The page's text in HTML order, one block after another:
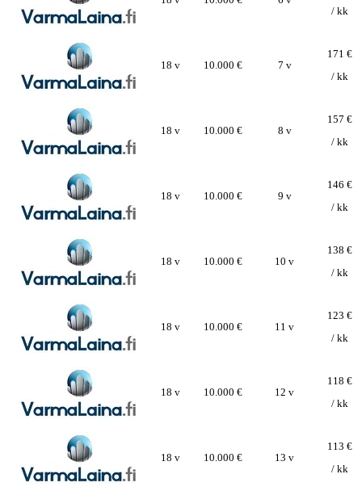
/ kk
18 v 10.000 € 7 v
171 €
/ kk
18 v 10.000 € 8 v
157 €
/ kk
18 v 10.000 € 9 v
146 €
/ kk
18 v 10.000 € 10 v
138 €
/ kk
18 v 10.000 € 11 v
123 €
/ kk
18 v 10.000 € 12 v
118 €
/ kk
18 v 10.000 € 13 v
113 €
/ kk